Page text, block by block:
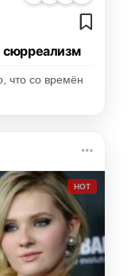
сюрреализм
что со времён
HOT